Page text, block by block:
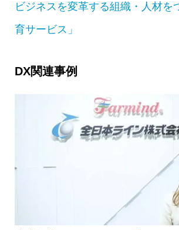
ビジネスを変革する組織・人材を
育サービス」
DX関連事例